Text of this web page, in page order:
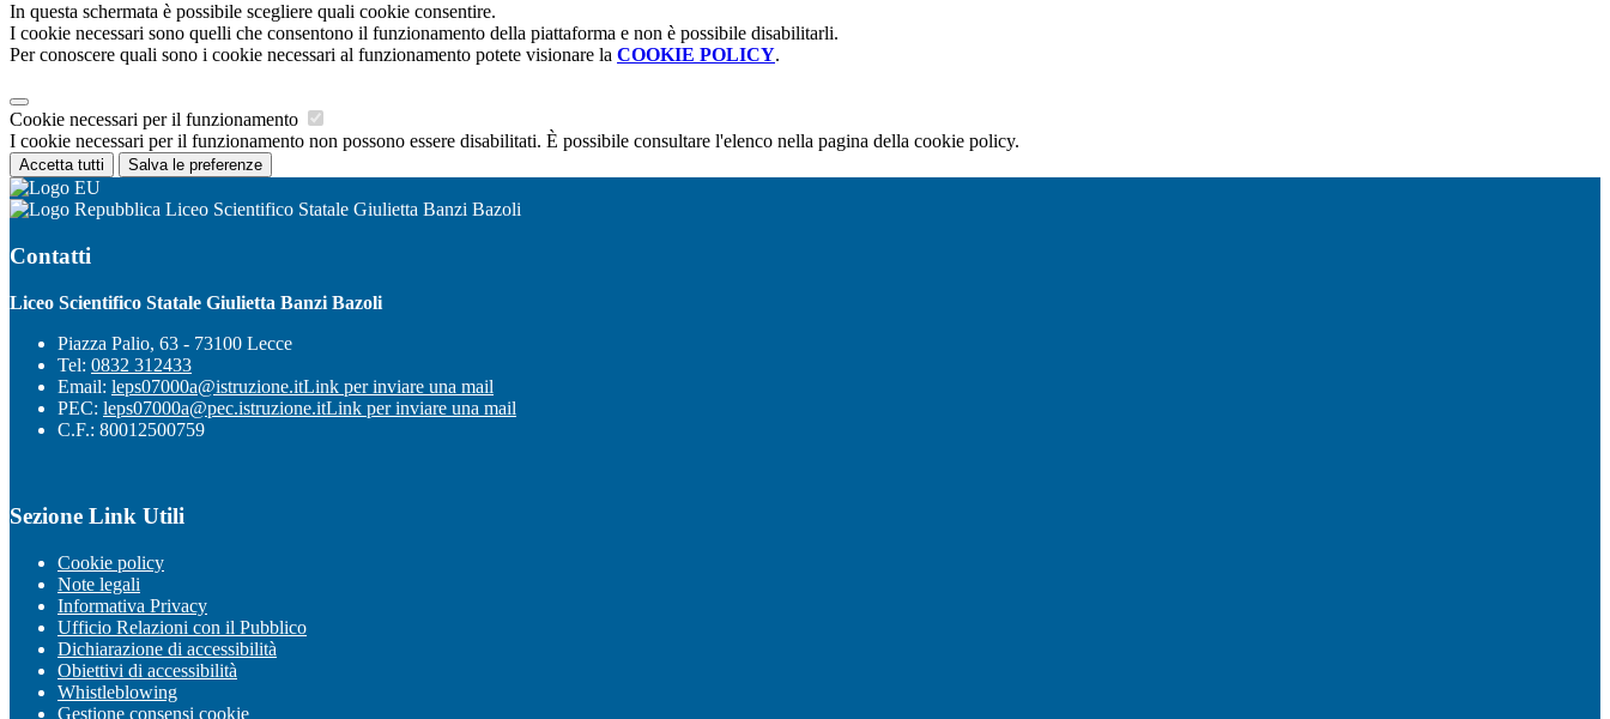
In questa schermata è possibile scegliere quali cookie consentire.
I cookie necessari sono quelli che consentono il funzionamento della piattaforma e non è possibile disabilitarli.
Per conoscere quali sono i cookie necessari al funzionamento potete visionare la COOKIE POLICY.
Cookie necessari per il funzionamento
I cookie necessari per il funzionamento non possono essere disabilitati. È possibile consultare l'elenco nella pagina della cookie policy.
Accetta tutti Salva le preferenze
Liceo Scientifico Statale Giulietta Banzi Bazoli
Contatti
Liceo Scientifico Statale Giulietta Banzi Bazoli
Piazza Palio, 63 - 73100 Lecce
Tel: 0832 312433
Email: leps07000a@istruzione.itLink per inviare una mail
PEC: leps07000a@pec.istruzione.itLink per inviare una mail
C.F.: 80012500759
Sezione Link Utili
Cookie policy
Note legali
Informativa Privacy
Ufficio Relazioni con il Pubblico
Dichiarazione di accessibilità
Obiettivi di accessibilità
Whistleblowing
Gestione consensi cookie